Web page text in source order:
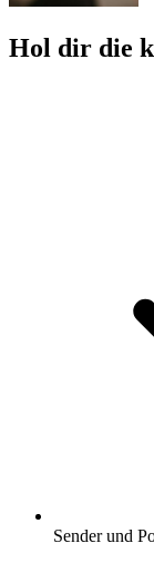
Hol dir die
Sender und